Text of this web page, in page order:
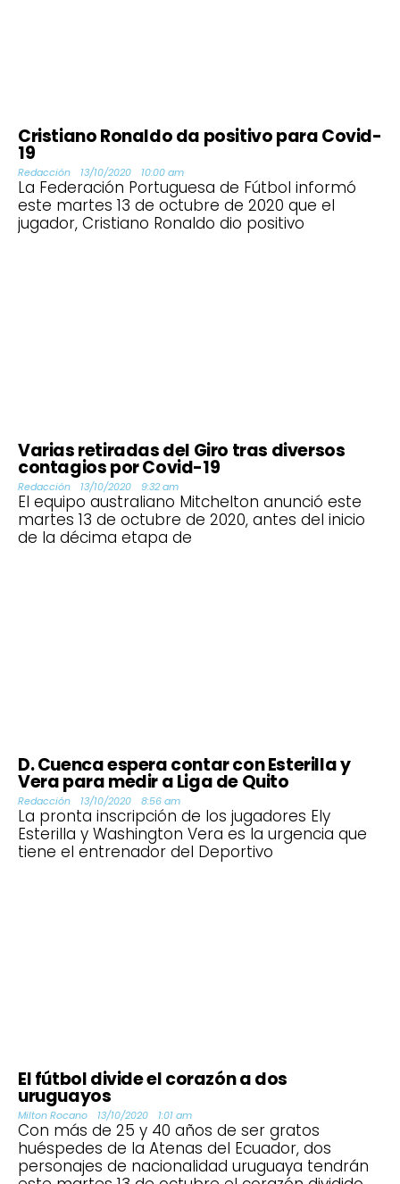
Cristiano Ronaldo da positivo para Covid-
19
Redacción 13/10/2020 10:00 am
La Federación Portuguesa de Fútbol informó
este martes 13 de octubre de 2020 que el
jugador, Cristiano Ronaldo dio positivo
Varias retiradas del Giro tras diversos
contagios por Covid-19
Redacción 13/10/2020 9:32 am
El equipo australiano Mitchelton anunció este
martes 13 de octubre de 2020, antes del inicio
de la décima etapa de
D. Cuenca espera contar con Esterilla y
Vera para medir a Liga de Quito
Redacción 13/10/2020 8:56 am
La pronta inscripción de los jugadores Ely
Esterilla y Washington Vera es la urgencia que
tiene el entrenador del Deportivo
El fútbol divide el corazón a dos
uruguayos
Milton Rocano 13/10/2020 1:01 am
Con más de 25 y 40 años de ser gratos
huéspedes de la Atenas del Ecuador, dos
personajes de nacionalidad uruguaya tendrán